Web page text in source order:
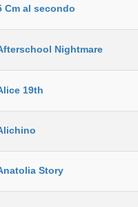
Cm al secondo
Nightmare
19th
Story